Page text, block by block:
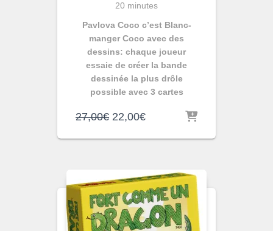
20 minutes
Pavlova Coco c’est Blanc-
manger Coco avec des
dessins: chaque joueur
essaie de créer la bande
dessinée la plus drôle
possible avec 3 cartes
27,00€ Le
initial
22,00€Le
actuel